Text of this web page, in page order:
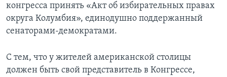
конгресса принять «Акт об избирательных правах
округа Колумбия», единодушно поддержанный
сенаторами-демократами.
С тем, что у жителей американской столицы
должен быть свой представитель в Конгрессе,